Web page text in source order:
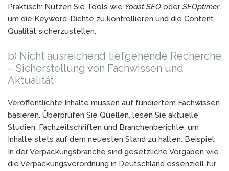
Praktisch: Nutzen Sie Tools wie Yoast SEO oder SEOptimer,
um die Keyword-Dichte zu kontrollieren und die Content-
Qualität sicherzustellen.
b) Nicht ausreichend tiefgehende Recherche
– Sicherstellung von Fachwissen und
Aktualität
Veröffentlichte Inhalte müssen auf fundiertem Fachwissen
basieren. Überprüfen Sie Quellen, lesen Sie aktuelle
Studien, Fachzeitschriften und Branchenberichte, um
Inhalte stets auf dem neuesten Stand zu halten. Beispiel:
In der Verpackungsbranche sind gesetzliche Vorgaben wie
die Verpackungsverordnung in Deutschland essenziell für